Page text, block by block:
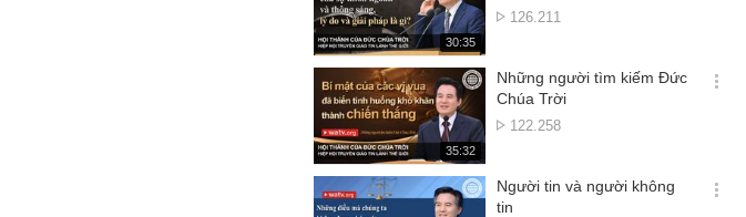
재
생
간
30:35
Lượt
126.211
재
생
간
35:32
Những người tìm kiếm Đức
Chúa Trời
Lượt
122.258
옵
Người tin và người không
tin
옵